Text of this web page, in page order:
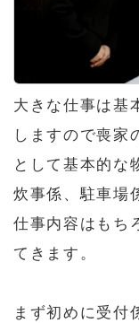
大きな仕事は基
しますので喪家
として基本的な
炊事係、駐車場
仕事内容はもち
てきます。
まず初めに受付